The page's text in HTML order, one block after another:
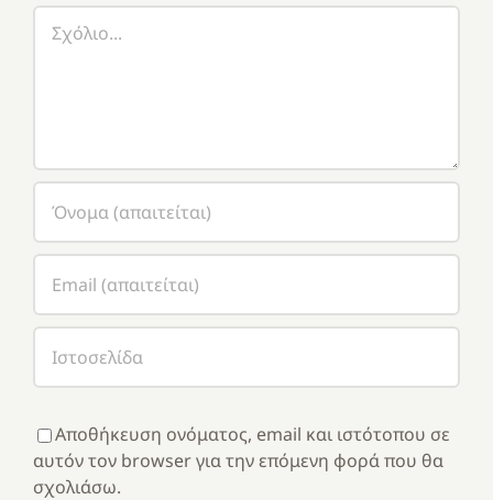
Αποθήκευση ονόματος, email και ιστότοπου σε
αυτόν τον browser για την επόμενη φορά που θα
σχολιάσω.